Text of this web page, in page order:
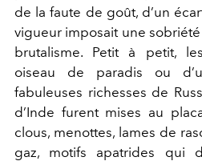
de la faute de goût, d’un
vigueur imposait une
brutalisme. Petit à petit,
oiseau de paradis ou
fabuleuses richesses de
d’Inde furent mises au
clous, menottes, lames de
gaz, motifs apatrides qui